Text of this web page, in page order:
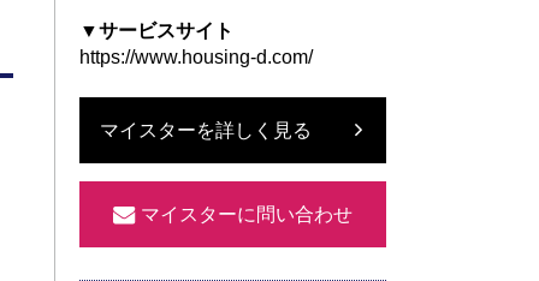
▼サービスサイト
https://www.housing-d.com/
マイスターを詳しく見る
マイスターに問い合わせ